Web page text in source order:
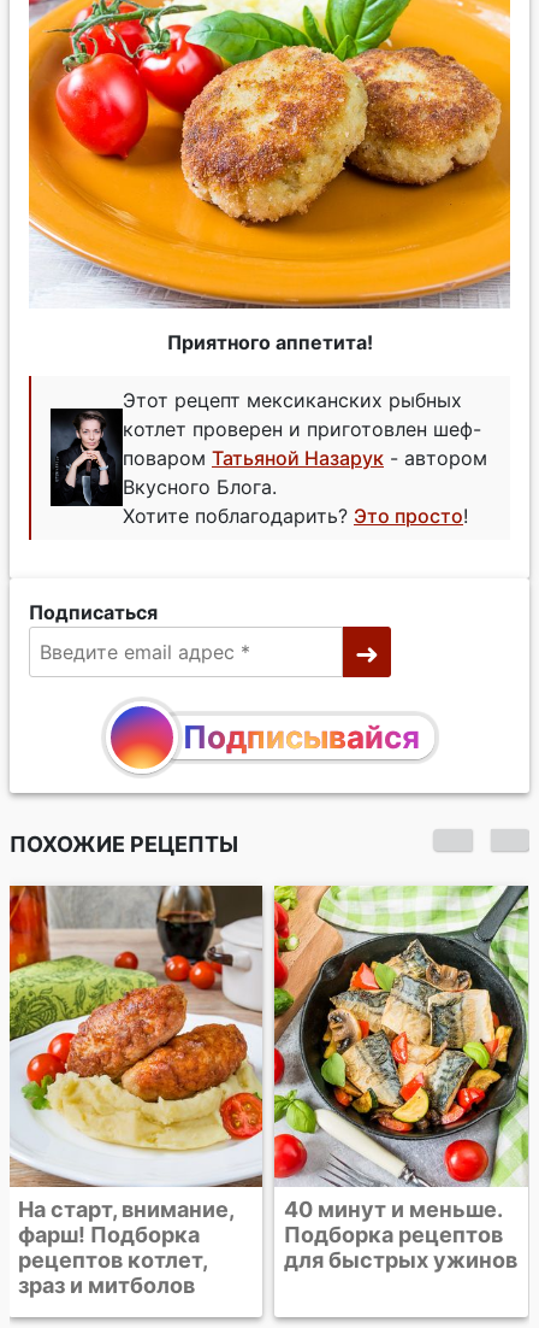
Приятного аппетита!
Этот рецепт мексиканских рыбных
котлет проверен и приготовлен шеф-
поваром Татьяной Назарук - автором
Вкусного Блога.
Хотите поблагодарить? Это просто!
Подписаться
Подписывайся
ПОХОЖИЕ РЕЦЕПТЫ
40 минут и меньше.
Подборка рецептов
для быстрых ужинов
Острая рыбная
похлебка в
мексиканском
стиле